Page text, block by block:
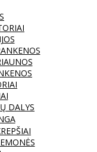
DALYS